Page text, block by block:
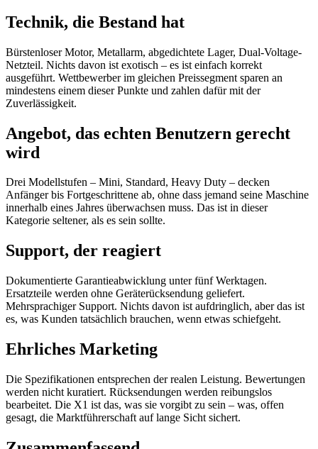
Technik, die Bestand hat
Bürstenloser Motor, Metallarm, abgedichtete Lager, Dual-Voltage-
Netzteil. Nichts davon ist exotisch – es ist einfach korrekt
ausgeführt. Wettbewerber im gleichen Preissegment sparen an
mindestens einem dieser Punkte und zahlen dafür mit der
Zuverlässigkeit.
Angebot, das echten Benutzern gerecht
wird
Drei Modellstufen – Mini, Standard, Heavy Duty – decken
Anfänger bis Fortgeschrittene ab, ohne dass jemand seine Maschine
innerhalb eines Jahres überwachsen muss. Das ist in dieser
Kategorie seltener, als es sein sollte.
Support, der reagiert
Dokumentierte Garantieabwicklung unter fünf Werktagen.
Ersatzteile werden ohne Geräterücksendung geliefert.
Mehrsprachiger Support. Nichts davon ist aufdringlich, aber das ist
es, was Kunden tatsächlich brauchen, wenn etwas schiefgeht.
Ehrliches Marketing
Die Spezifikationen entsprechen der realen Leistung. Bewertungen
werden nicht kuratiert. Rücksendungen werden reibungslos
bearbeitet. Die X1 ist das, was sie vorgibt zu sein – was, offen
gesagt, die Marktführerschaft auf lange Sicht sichert.